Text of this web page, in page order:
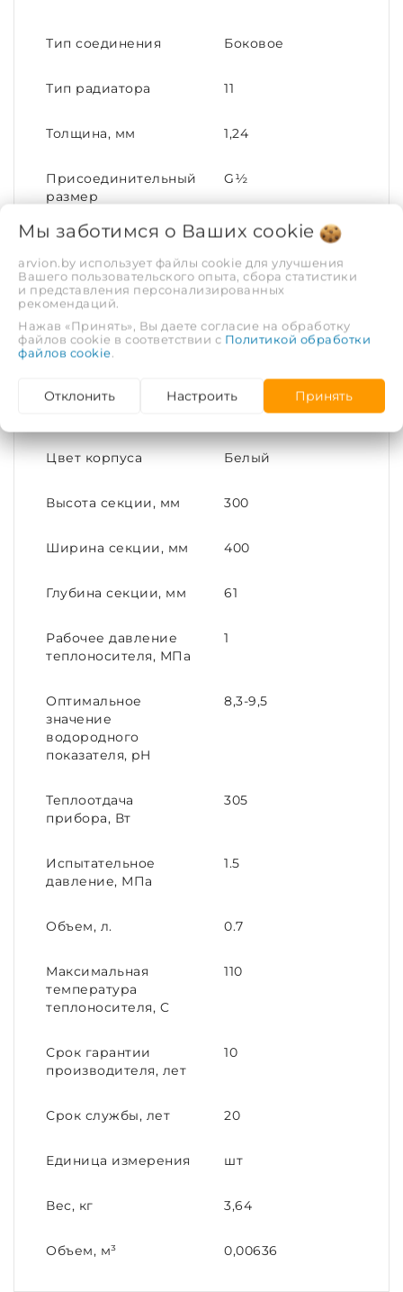
Тип соединения Боковое
Тип радиатора 11
Толщина, мм 1,24
Присоединительный
размер
G½
Материал корпуса Сталь
Межцентровое
расстояние
245
Соответствие ГОСТ ГОСТ 31311-2005
Климатическое
УХЛ по ГОСТ 15150
Цвет корпуса Белый
Высота секции, мм 300
Ширина секции, мм 400
Глубина секции, мм 61
Рабочее давление
теплоносителя, МПа
1
Оптимальное
значение
водородного
показателя, pH
8,3-9,5
Теплоотдача
прибора, Вт
305
Испытательное
давление, МПа
1.5
Объем, л. 0.7
Максимальная
температура
теплоносителя, C
110
Срок гарантии
производителя, лет
10
Срок службы, лет 20
Единица измерения шт
Вес, кг 3,64
Объем, м³ 0,00636
Мы заботимся о Ваших cookie
arvion.by использует файлы cookie для улучшения
Вашего пользовательского опыта, сбора статистики
и представления персонализированных
рекомендаций.
Нажав «Принять», Вы даете согласие на обработку
файлов cookie в соответствии с Политикой обработки
файлов cookie.
Отклонить Настроить Принять